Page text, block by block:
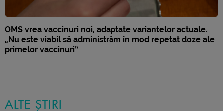
OMS vrea vaccinuri noi, adaptate variantelor actuale.
„Nu este viabil să administrăm în mod repetat doze ale
primelor vaccinuri”
ALTE ȘTIRI